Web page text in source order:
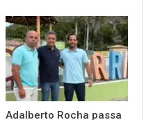
Adalberto Rocha passa